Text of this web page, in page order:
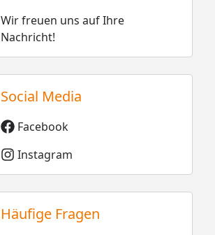
Wir freuen uns auf Ihre
Nachricht!
Social Media
Facebook
Instagram
Häufige Fragen